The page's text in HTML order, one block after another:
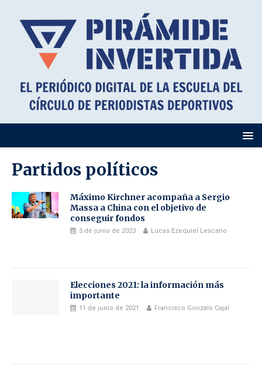
Partidos políticos
Máximo Kirchner acompaña a Sergio
Massa a China con el objetivo de
conseguir fondos
5 de junio de 2023 Lucas Ezequiel Lescano
Elecciones 2021: la información más
importante
11 de junio de 2021 Francisco Gonzalo Cajal